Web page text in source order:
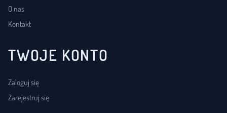
O nas
Kontakt
TWOJE KONTO
Zaloguj się
Zarejestruj się